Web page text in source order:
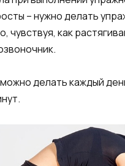
– нужно делать
чувствуя, как
делать каждый